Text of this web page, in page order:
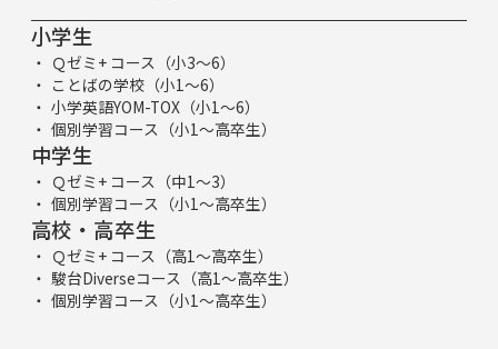
小学生
Ｑゼミ+ コース（小3～6）
ことばの学校（小1～6）
小学英語YOM-TOX（小1～6）
個別学習コース（小1～高卒生）
中学生
Ｑゼミ+ コース（中1～3）
個別学習コース（小1～高卒生）
高校・高卒生
Ｑゼミ+ コース（高1～高卒生）
駿台Diverseコース（高1～高卒生）
個別学習コース（小1～高卒生）